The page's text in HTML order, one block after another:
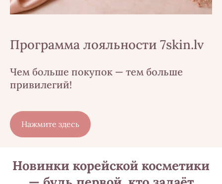
Программа лояльности 7skin.lv
Чем больше покупок — тем больше
привилегий!
​Нажмите здесь​
Новинки корейской косметики